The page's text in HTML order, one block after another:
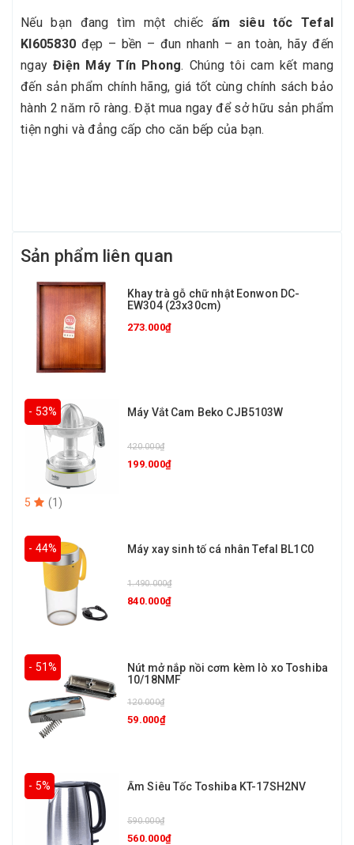
Nếu bạn đang tìm một chiếc ấm siêu tốc Tefal
KI605830 đẹp – bền – đun nhanh – an toàn, hãy đến
ngayĐiện Máy Tín Phong. Chúng tôi cam kết mang
đến sản phẩm chính hãng, giá tốt cùng chính sách bảo
hành 2 năm rõ ràng. Đặt mua ngay để sở hữu sản phẩm
tiện nghi và đẳng cấp cho căn bếp của bạn.
Sản phẩm liên quan
Khay trà gỗ chữ nhật Eonwon DC-
EW304 (23x30cm)
273.000₫
- 53% Máy Vắt Cam Beko CJB5103W
420.000₫
199.000₫
5 (1 )
- 44% Máy xay sinh tố cá nhân Tefal BL1C0
1.490.000₫
840.000₫
- 51%
Nút mở nắp nồi cơm kèm lò xo Toshiba
10/18NMF
120.000₫
59.000₫
- 5% Ấm Siêu Tốc Toshiba KT-17SH2NV
590.000₫
560.000₫